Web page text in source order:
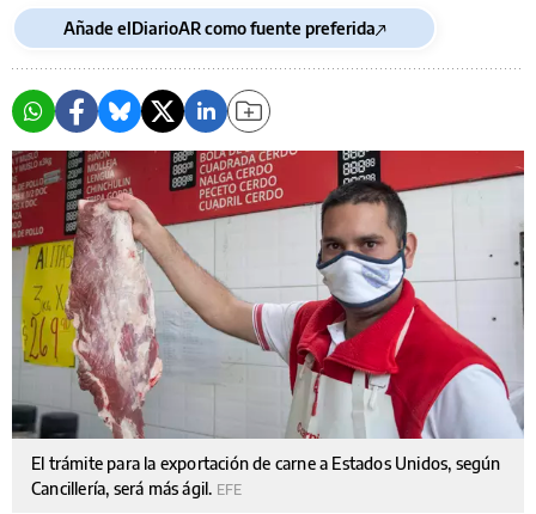
Añade elDiarioAR como fuente preferida
El trámite para la exportación de carne a Estados Unidos, según
Cancillería, será más ágil. EFE